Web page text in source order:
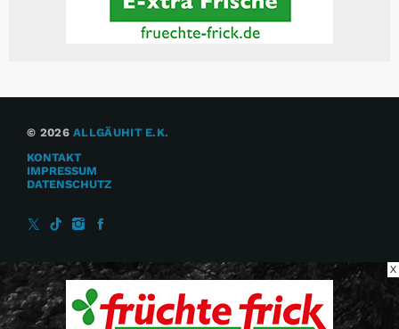
© 2026ALLGÄUHIT E.K.
KONTAKT
IMPRESSUM
DATENSCHUTZ
X